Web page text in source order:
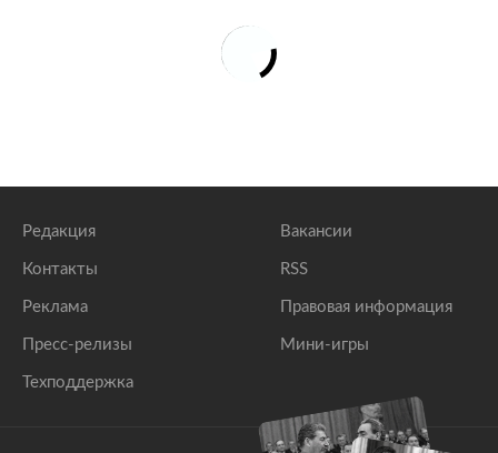
Редакция
Контакты
Реклама
Пресс-релизы
Техподдержка
Вакансии
RSS
Правовая информация
Мини-игры